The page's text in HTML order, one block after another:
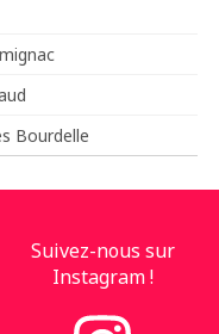
Bourdelle
Suivez-nous sur
Instagram !